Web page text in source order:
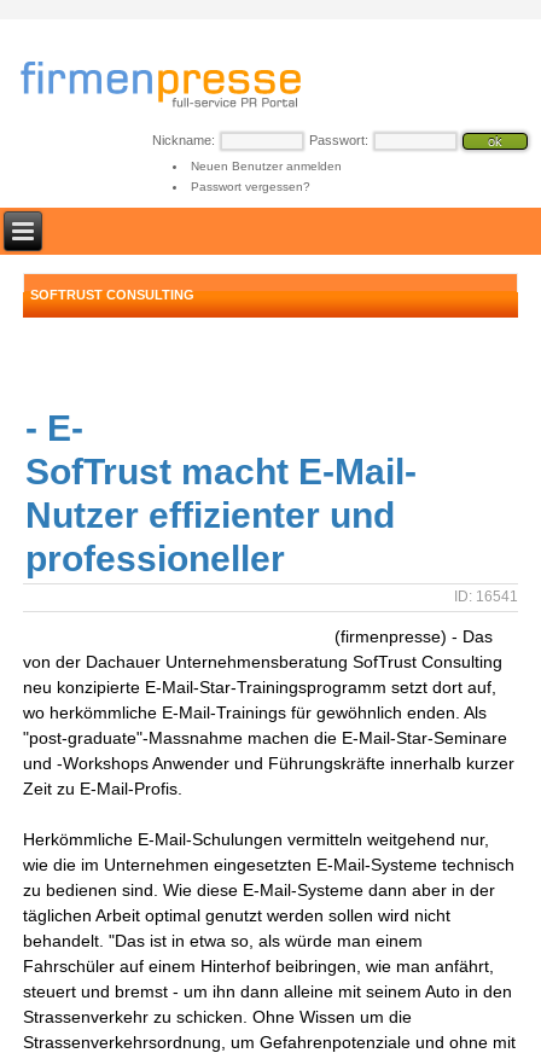
Nickname: Passwort:
Neuen Benutzer anmelden
Passwort vergessen?
SOFTRUST CONSULTING
- E-
SofTrust macht E-Mail-
Nutzer effizienter und
professioneller
ID: 16541
(firmenpresse) - Das
von der Dachauer Unternehmensberatung SofTrust Consulting
neu konzipierte E-Mail-Star-Trainingsprogramm setzt dort auf,
wo herkömmliche E-Mail-Trainings für gewöhnlich enden. Als
"post-graduate"-Massnahme machen die E-Mail-Star-Seminare
und -Workshops Anwender und Führungskräfte innerhalb kurzer
Zeit zu E-Mail-Profis.
Herkömmliche E-Mail-Schulungen vermitteln weitgehend nur,
wie die im Unternehmen eingesetzten E-Mail-Systeme technisch
zu bedienen sind. Wie diese E-Mail-Systeme dann aber in der
täglichen Arbeit optimal genutzt werden sollen wird nicht
behandelt. "Das ist in etwa so, als würde man einem
Fahrschüler auf einem Hinterhof beibringen, wie man anfährt,
steuert und bremst - um ihn dann alleine mit seinem Auto in den
Strassenverkehr zu schicken. Ohne Wissen um die
Strassenverkehrsordnung, um Gefahrenpotenziale und ohne mit